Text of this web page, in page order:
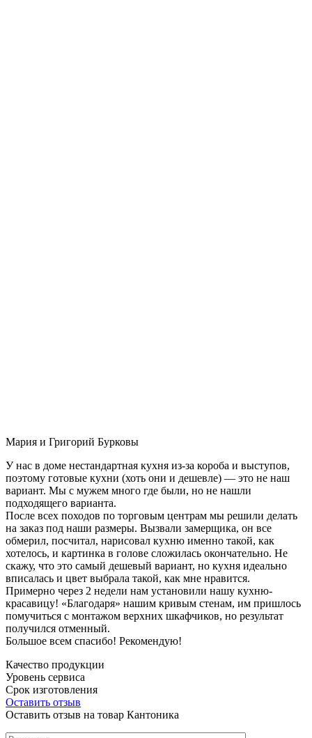
Мария и Григорий Бурковы
У нас в доме нестандартная кухня из-за короба и выступов,
поэтому готовые кухни (хоть они и дешевле) — это не наш
вариант. Мы с мужем много где были, но не нашли
подходящего варианта.
После всех походов по торговым центрам мы решили делать
на заказ под наши размеры. Вызвали замерщика, он все
обмерил, посчитал, нарисовал кухню именно такой, как
хотелось, и картинка в голове сложилась окончательно. Не
скажу, что это самый дешевый вариант, но кухня идеально
вписалась и цвет выбрала такой, как мне нравится.
Примерно через 2 недели нам установили нашу кухню-
красавицу! «Благодаря» нашим кривым стенам, им пришлось
помучиться с монтажом верхних шкафчиков, но результат
получился отменный.
Большое всем спасибо! Рекомендую!
Качество продукции
Уровень сервиса
Срок изготовления
Оставить отзыв
Оставить отзыв на товар Кантоника